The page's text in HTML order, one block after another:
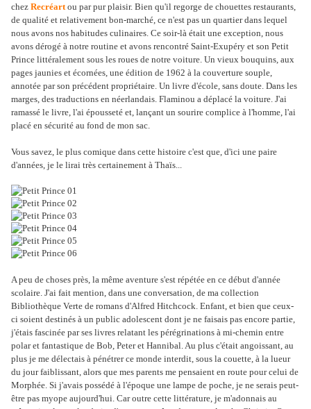
chez Recréartou par pur plaisir. Bien qu'il regorge de chouettes restaurants,
de qualité et relativement bon-marché, ce n'est pas un quartier dans lequel
nous avons nos habitudes culinaires. Ce soir-là était une exception, nous
avons dérogé à notre routine et avons rencontré Saint-Exupéry et son Petit
Prince littéralement sous les roues de notre voiture. Un vieux bouquins, aux
pages jaunies et écornées, une édition de 1962 à la couverture souple,
annotée par son précédent propriétaire. Un livre d'école, sans doute. Dans les
marges, des traductions en néerlandais. Flaminou a déplacé la voiture. J'ai
ramassé le livre, l'ai épousseté et, lançant un sourire complice à l'homme, l'ai
placé en sécurité au fond de mon sac.
Vous savez, le plus comique dans cette histoire c'est que, d'ici une paire
d'années, je le lirai très certainement à Thaïs...
A peu de choses près, la même aventure s'est répétée en ce début d'année
scolaire. J'ai fait mention, dans une conversation, de ma collection
Bibliothèque Verte de romans d'Alfred Hitchcock. Enfant, et bien que ceux-
ci soient destinés à un public adolescent dont je ne faisais pas encore partie,
j'étais fascinée par ses livres relatant les pérégrinations à mi-chemin entre
polar et fantastique de Bob, Peter et Hannibal. Au plus c'était angoissant, au
plus je me délectais à pénétrer ce monde interdit, sous la couette, à la lueur
du jour faiblissant, alors que mes parents me pensaient en route pour celui de
Morphée. Si j'avais possédé à l'époque une lampe de poche, je ne serais peut-
être pas myope aujourd'hui. Car outre cette littérature, je m'adonnais au